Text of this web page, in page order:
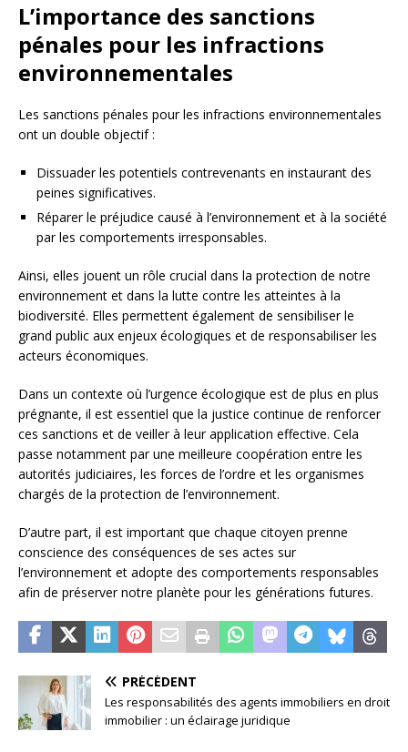
L’importance des sanctions
pénales pour les infractions
environnementales
Les sanctions pénales pour les infractions environnementales
ont un double objectif :
Dissuader les potentiels contrevenants en instaurant des
peines significatives.
Réparer le préjudice causé à l’environnement et à la société
par les comportements irresponsables.
Ainsi, elles jouent un rôle crucial dans la protection de notre
environnement et dans la lutte contre les atteintes à la
biodiversité. Elles permettent également de sensibiliser le
grand public aux enjeux écologiques et de responsabiliser les
acteurs économiques.
Dans un contexte où l’urgence écologique est de plus en plus
prégnante, il est essentiel que la justice continue de renforcer
ces sanctions et de veiller à leur application effective. Cela
passe notamment par une meilleure coopération entre les
autorités judiciaires, les forces de l’ordre et les organismes
chargés de la protection de l’environnement.
D’autre part, il est important que chaque citoyen prenne
conscience des conséquences de ses actes sur
l’environnement et adopte des comportements responsables
afin de préserver notre planète pour les générations futures.
PRÉCÉDENT
Les responsabilités des agents immobiliers en droit
immobilier : un éclairage juridique